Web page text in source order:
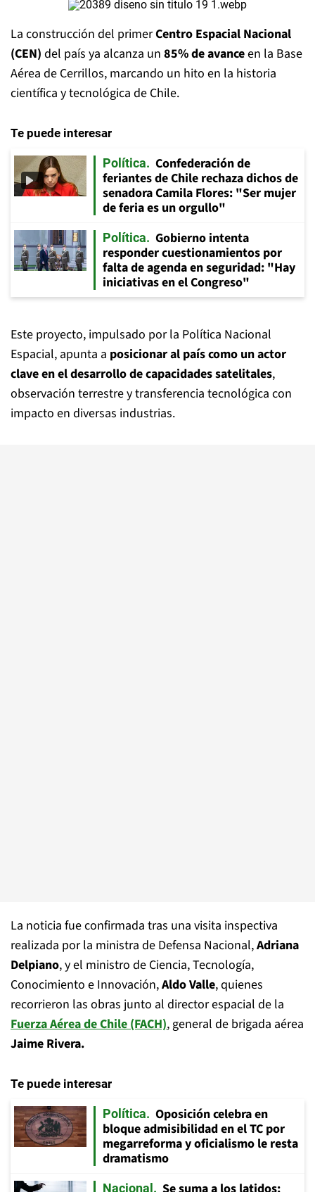
La construcción del primerCentro Espacial Nacional
(CEN) del país ya alcanza un 85% de avanceen la Base
Aérea de Cerrillos, marcando un hito en la historia
científica y tecnológica de Chile.
Te puede interesar
Política
Confederación de
feriantes de Chile rechaza dichos de
senadora Camila Flores: "Ser mujer
de feria es un orgullo"
Política
Gobierno intenta
responder cuestionamientos por
falta de agenda en seguridad: "Hay
iniciativas en el Congreso"
Este proyecto, impulsado por la Política Nacional
Espacial, apunta a posicionar al país como un actor
clave en el desarrollo de capacidades satelitales,
observación terrestre y transferencia tecnológica con
impacto en diversas industrias.
La noticia fue confirmada tras una visita inspectiva
realizada por la ministra de Defensa Nacional,Adriana
Delpiano, y el ministro de Ciencia, Tecnología,
Conocimiento e Innovación,Aldo Valle, quienes
recorrieron las obras junto al director espacial de la
Fuerza Aérea de Chile (FACH), general de brigada aérea
Jaime Rivera.
Te puede interesar
Política
Oposición celebra en
bloque admisibilidad en el TC por
megarreforma y oficialismo le resta
dramatismo
Nacional